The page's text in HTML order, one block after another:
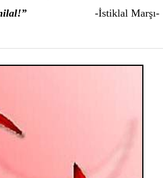
nazlı hilal!” -İstiklal Marşı-